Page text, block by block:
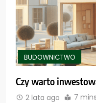
BUDOWNICTWO
Czy warto
2 lata ago 7 mins